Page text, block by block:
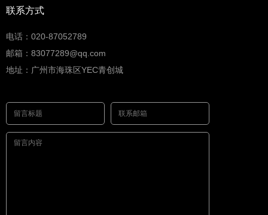
联系方式
电话：020-87052789
邮箱：83077289@qq.com
地址：广州市海珠区YEC青创城